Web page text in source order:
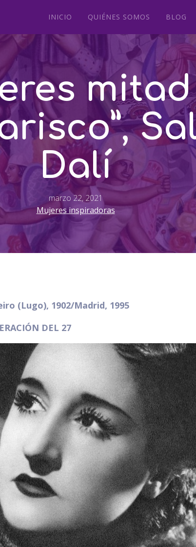
INICIO QUIÉNES SOMOS BLOG
Dalí
marzo 22, 2021
Mujeres inspiradoras
(Lugo), 1902/Madrid, 1995
DEL 27